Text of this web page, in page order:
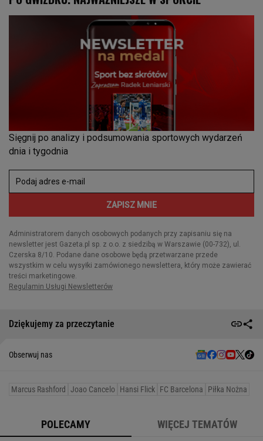
Dziękujemy za przeczytanie
Obserwuj nas
Marcus Rashford Joao Cancelo Hansi Flick FC Barcelona Piłka Nożna
POLECAMY WIĘCEJ TEMATÓW